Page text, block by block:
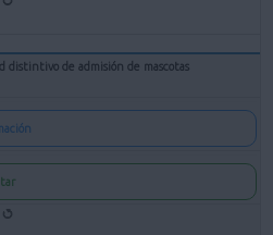
distintivo de admisión de mascotas